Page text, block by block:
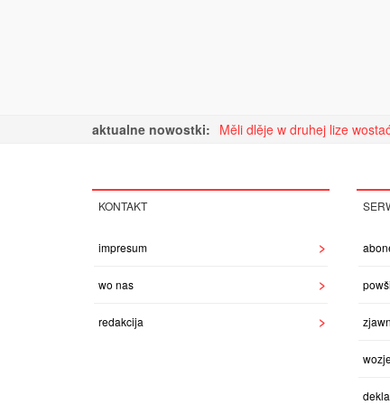
aktualne nowostki: Měli dlěje w druhej lize
KONTAKT
impresum
wo nas
redakcija